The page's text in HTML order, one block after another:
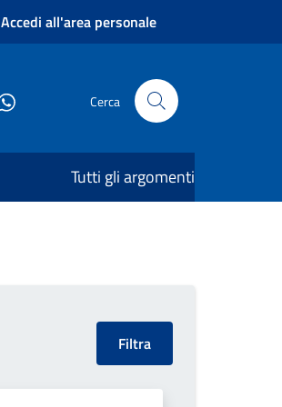
Accedi all'area personale
Cerca
Tutti gli argomenti